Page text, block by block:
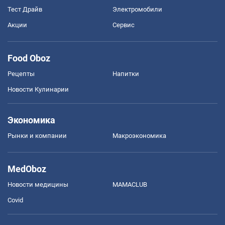
Тест Драйв Электромобили
Акции Сервис
Food Oboz
Рецепты Напитки
Новости Кулинарии
Экономика
Рынки и компании Mакроэкономика
MedOboz
Новости медицины MAMACLUB
Covid